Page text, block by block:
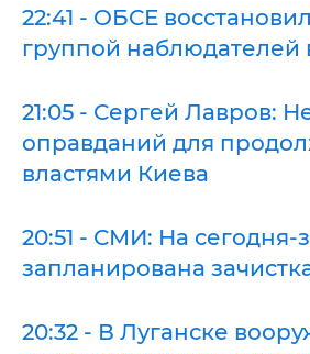
22:41 - ОБСЕ
группой наблюдателей
21:05 - Сергей Лавров:
оправданий для
властями Киева
20:51 - СМИ: На сегодня-
запланирована
20:32 - В Луганске